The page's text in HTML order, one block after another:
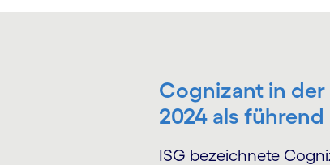
Cognizant in der
2024 als
ISG bezeichnete